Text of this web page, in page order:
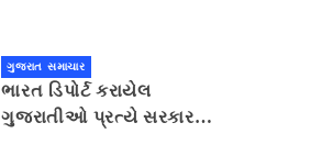
ગુજરાત સમાચાર
ભારત ડિપોર્ટ કરાયેલ
ગુજરાતીઓ પ્રત્યે સરકાર